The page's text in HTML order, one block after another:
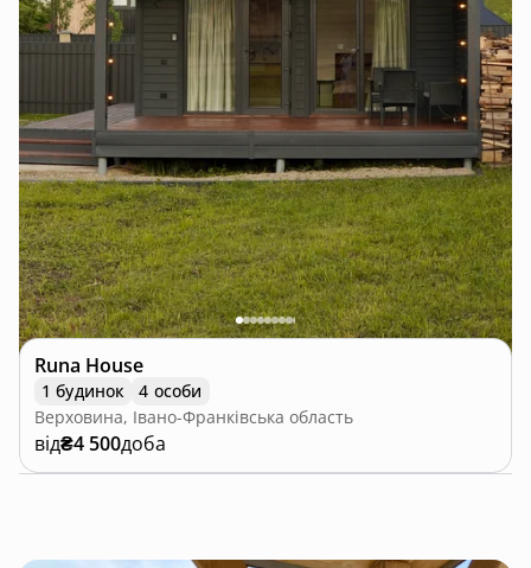
Runa House
1 будинок
4 особи
Верховина, Івано-Франківська область
від₴4 500доба